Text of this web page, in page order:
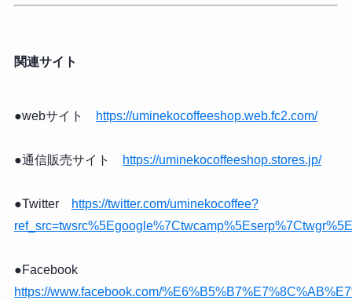
関連サイト
●webサイト https://uminekocoffeeshop.web.fc2.com/
●通信販売サイト https://uminekocoffeeshop.stores.jp/
●Twitter
https://twitter.com/uminekocoffee?
●Facebook
https://www.facebook.com/